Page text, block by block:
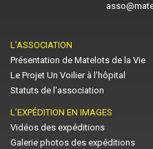
L’ASSOCIATION
Présentation de Matelots de la Vie
Le Projet Un Voilier à l'hôpital
Statuts de l'association
L’EXPÉDITION EN IMAGES
Vidéos des expéditions
Galerie photos des expéditions